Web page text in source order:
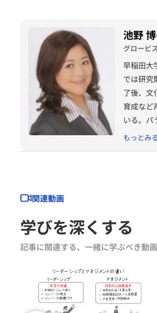
池野
グロービ
早稲田大
では研究
了後、文
育成など
いる。パ
広い活動
もっとみる
関連動画
学びを深くする
記事に関連する、一緒に学ぶべき動